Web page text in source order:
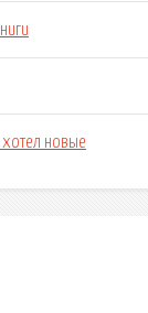
хотел новые